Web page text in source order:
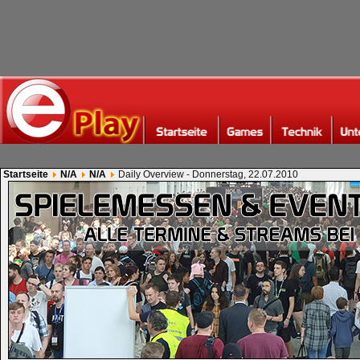
Startseite N/A N/A Daily Overview - Donnerstag, 22.07.2010